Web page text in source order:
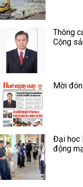
Thông
Cộng
Mời
Đại học
động